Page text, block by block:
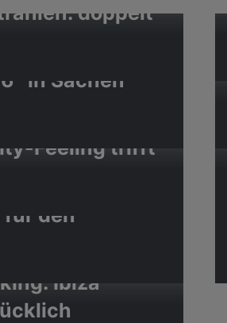
doppelt
in Sachen
Feeling trifft
den
Ibiza